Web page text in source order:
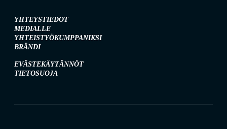
YHTEYSTIEDOT
MEDIALLE
YHTEISTYÖKUMPPANIKSI
BRÄNDI
EVÄSTEKÄYTÄNNÖT
TIETOSUOJA